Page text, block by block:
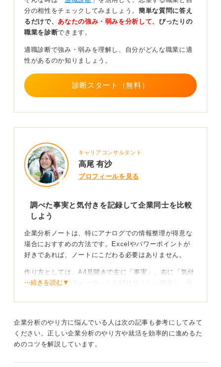
そうなると、そうした情報は公開されていないため、OB
訪問をしたり、インターンシップに参加して質問したり
と、さらに踏み込んだ情報収集が必要になります。
記録するだけでなく企業の何を知りたいのか考えよ
このように、目的が明確であれば、どのように情報収集
ざノートを作成する必要はないかもしれません。自身の
視点で、この企業について何を最も知りたいのかを最初
に決め、そこから作成を始めるべきです。
0
分の相性をチェックしてみましょう。簡単な質問に答え
るだけで、 あなたの強み・弱みを分析して、 ぴったりの
職業を診断できます。
適職診断で強み・弱みを理解し、自分がどんな職業に適
性があるのか知りましょう。
診断スタート（無料）
キャリアコンサルタント
高尾 有沙
プロフィールを見る
調べた事実と気付きを記録して企業同士を比較
しよう
企業分析ノートは、特にアナログでの情報整理が得意な
場合におすすめの方法です。Excelやパワーポイントが
好きであれば、ノートにこだわる必要はありません。
作り方としては、A4見開きで左に「事実」、右に「気付
き」を書き込むフォーマットを10社分くらい用意し、比
率・成長率といった財務3指標、そして競合や直近のニュ
ースなどを記載します。情報源はIR資料・日経テレコ
ン・OB訪問のメモなどを活用すると良いです。
左側を埋めながら、右の「気付き」欄には、その企業の
⋯続きを読む▼
企業分析のやり方に悩んでいる人は次の記事も参考にしてみて
ください。正しい企業分析のやり方や就活を効率的に進めるた
めのコツを解説しています。